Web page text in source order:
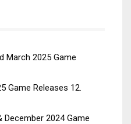
March 2025 Game
Game Releases 12.
December 2024 Game